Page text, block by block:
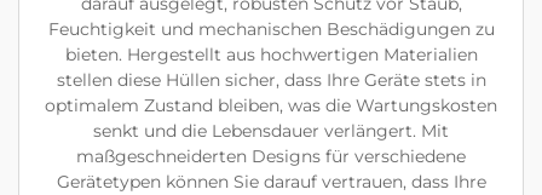
Feuchtigkeit und mechanischen Beschädigungen zu
bieten. Hergestellt aus hochwertigen Materialien
stellen diese Hüllen sicher, dass Ihre Geräte stets in
optimalem Zustand bleiben, was die Wartungskosten
senkt und die Lebensdauer verlängert. Mit
maßgeschneiderten Designs für verschiedene
Gerätetypen können Sie darauf vertrauen, dass Ihre